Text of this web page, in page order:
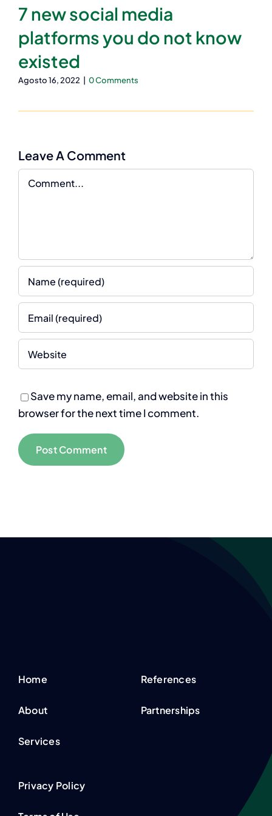
7 new social media
platforms you do not know
existed
Agosto 16, 2022 0 Comments
Leave A Comment
Comment
Save my name, email, and website in this
browser for the next time I comment.
Home
About
Services
References
Partnerships
Privacy Policy